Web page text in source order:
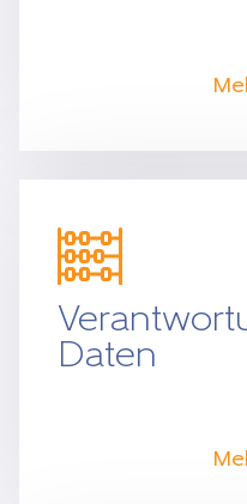
Daten